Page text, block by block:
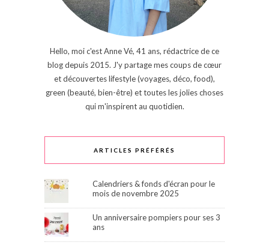
Hello, moi c'est Anne Vé, 41 ans, rédactrice de ce
blog depuis 2015. J'y partage mes coups de cœur
et découvertes lifestyle (voyages, déco, food),
green (beauté, bien-être) et toutes les jolies choses
qui m'inspirent au quotidien.
ARTICLES PRÉFÉRÉS
Calendriers & fonds d'écran pour le
mois de novembre 2025
Un anniversaire pompiers pour ses 3
ans